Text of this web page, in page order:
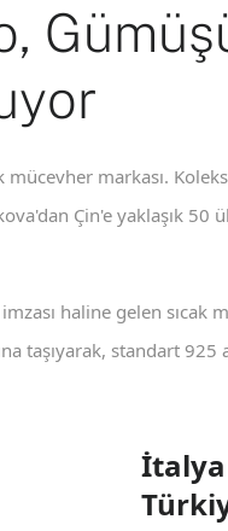
markası.
Çin'e yaklaşık 50
haline gelen sıcak
taşıyarak, standart 925
İtalya